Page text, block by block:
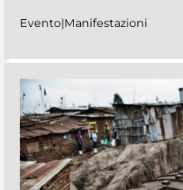
Evento|Manifestazioni